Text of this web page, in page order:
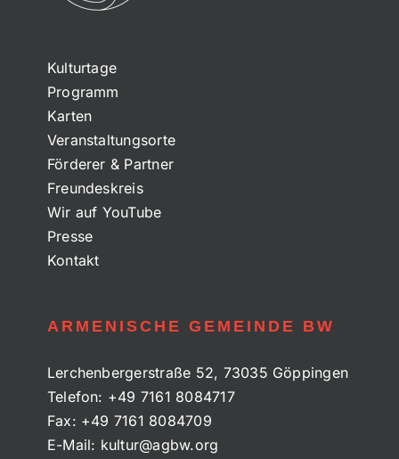
Kulturtage
Programm
Karten
Veranstaltungsorte
Förderer & Partner
Freundeskreis
Wir auf YouTube
Presse
Kontakt
ARMENISCHE GEMEINDE BW
Lerchenbergerstraße 52, 73035 Göppingen
Telefon: +49 7161 8084717
Fax: +49 7161 8084709
E-Mail: kultur@agbw.org